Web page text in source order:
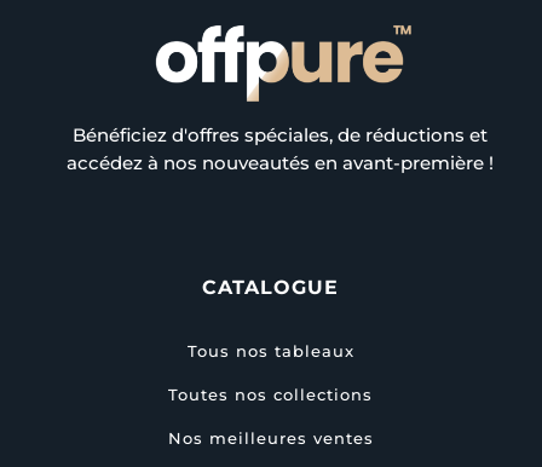
Bénéficiez d'offres spéciales, de réductions et
accédez à nos nouveautés en avant-première !
CATALOGUE
Tous nos tableaux
Toutes nos collections
Nos meilleures ventes